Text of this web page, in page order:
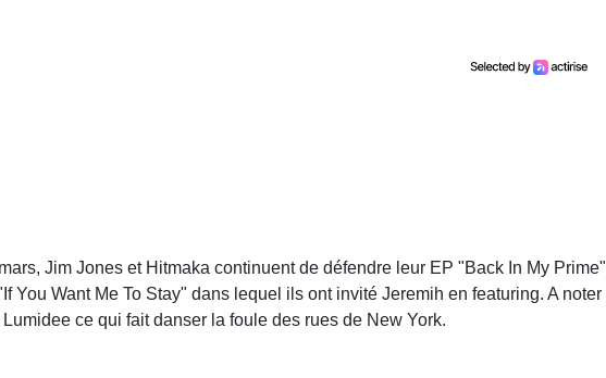
Jim Jones et Hitmaka continuent de défendre leur EP "Back In My Prime"
You Want Me To Stay" dans lequel ils ont invité Jeremih en featuring. A noter
ce qui fait danser la foule des rues de New York.